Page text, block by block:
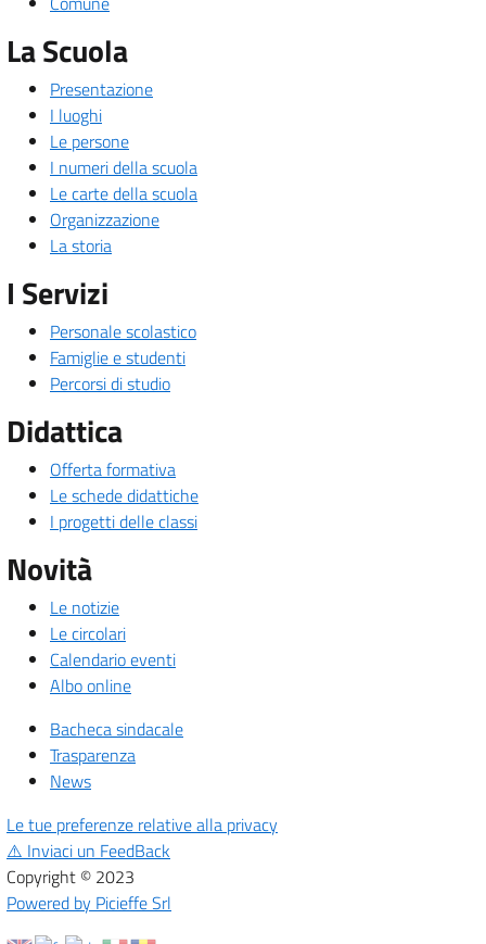
La Scuola
Presentazione
I luoghi
Le persone
I numeri della scuola
Le carte della scuola
Organizzazione
La storia
I Servizi
Personale scolastico
Famiglie e studenti
Percorsi di studio
Didattica
Offerta formativa
Le schede didattiche
I progetti delle classi
Novità
Le notizie
Le circolari
Calendario eventi
Albo online
Bacheca sindacale
Trasparenza
News
Le tue preferenze relative alla privacy
⚠️ Inviaci un FeedBack
Copyright © 2023
Powered by Picieffe Srl